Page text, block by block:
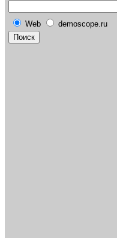
Web demoscope.ru